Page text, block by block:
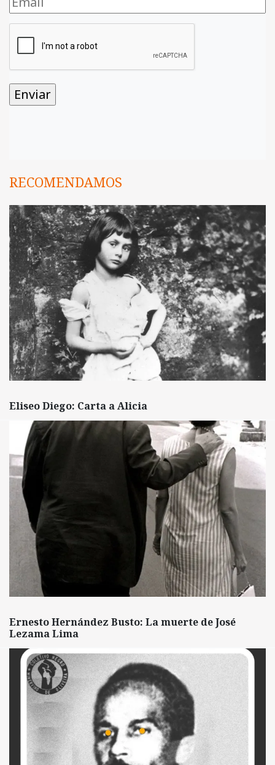
RECOMENDAMOS
Eliseo Diego: Carta a Alicia
Ernesto Hernández Busto: La muerte de José
Lezama Lima